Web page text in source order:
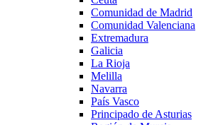
Comunidad de Madrid
Comunidad Valenciana
Extremadura
Galicia
La Rioja
Melilla
Navarra
País Vasco
Principado de Asturias